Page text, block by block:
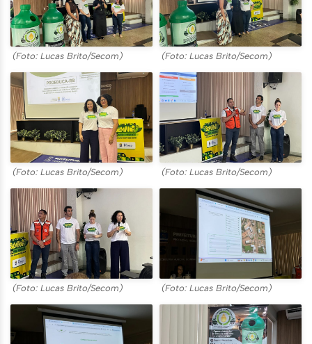
(Foto: Lucas Brito/Secom) (Foto: Lucas Brito/Secom)
(Foto: Lucas Brito/Secom) (Foto: Lucas Brito/Secom)
(Foto: Lucas Brito/Secom) (Foto: Lucas Brito/Secom)